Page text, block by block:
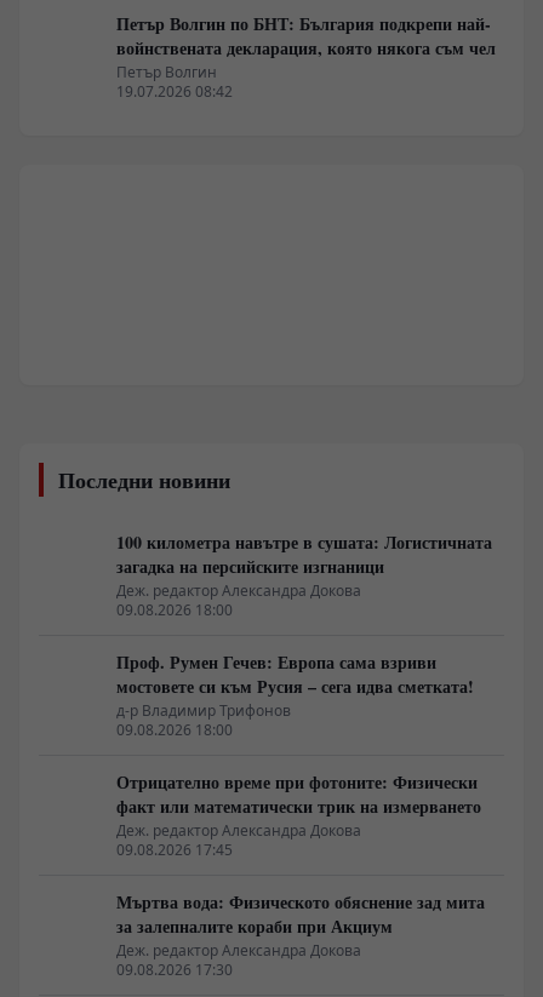
Петър Волгин по БНТ: България подкрепи най-
войнствената декларация, която някога съм чел
Петър Волгин
19.07.2026 08:42
Последни новини
100 километра навътре в сушата: Логистичната
загадка на персийските изгнаници
Деж. редактор Александра Докова
09.08.2026 18:00
Проф. Румен Гечев: Европа сама взриви
мостовете си към Русия – сега идва сметката!
д-р Владимир Трифонов
09.08.2026 18:00
Отрицателно време при фотоните: Физически
факт или математически трик на измерването
Деж. редактор Александра Докова
09.08.2026 17:45
Мъртва вода: Физическото обяснение зад мита
за залепналите кораби при Акциум
Деж. редактор Александра Докова
09.08.2026 17:30